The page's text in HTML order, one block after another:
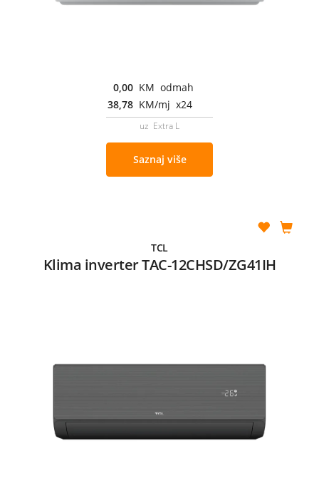
0,00 KM odmah
38,78 KM/mj x24
uz Extra L
Saznaj više
TCL
Klima inverter TAC-12CHSD/ZG41IH